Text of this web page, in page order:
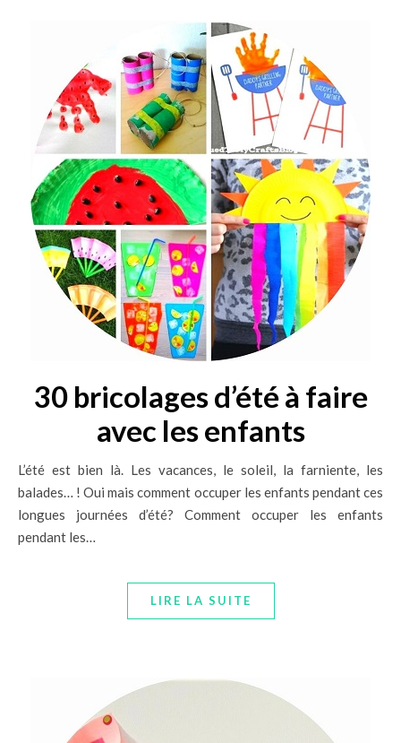
30 bricolages d’été à faire
avec les enfants
L’été est bien là. Les vacances, le soleil, la farniente, les
balades… ! Oui mais comment occuper les enfants pendant ces
longues journées d’été? Comment occuper les enfants
pendant les…
LIRE LA SUITE